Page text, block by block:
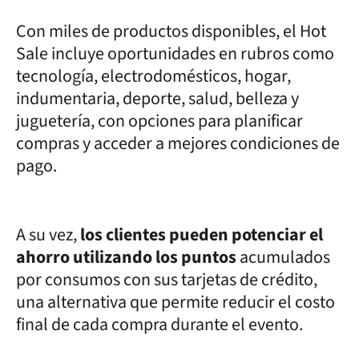
Con miles de productos disponibles, el Hot
Sale incluye oportunidades en rubros como
tecnología, electrodomésticos, hogar,
indumentaria, deporte, salud, belleza y
juguetería, con opciones para planificar
compras y acceder a mejores condiciones de
pago.
A su vez,los clientes pueden potenciar el
ahorro utilizando los puntosacumulados
por consumos con sus tarjetas de crédito,
una alternativa que permite reducir el costo
final de cada compra durante el evento.